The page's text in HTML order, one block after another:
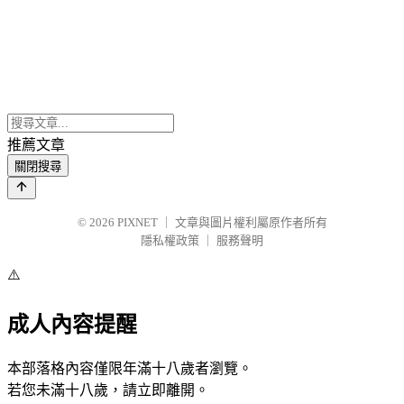
推薦文章
關閉搜尋
© 2026 PIXNET
文章與圖片權利屬原作者所有
隱私權政策
服務聲明
⚠️
成人內容提醒
本部落格內容僅限年滿十八歲者瀏覽。
若您未滿十八歲，請立即離開。